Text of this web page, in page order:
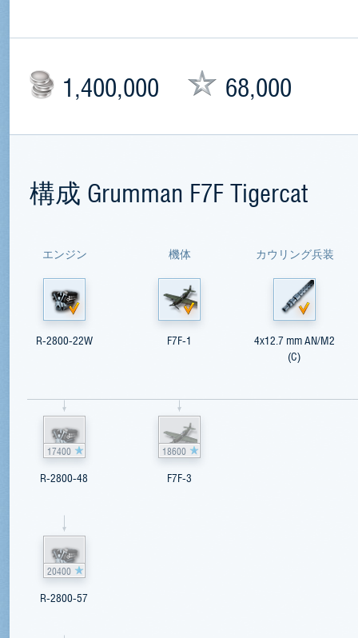
1,400,000 68,000
構成 Grumman F7F Tigercat
エンジン
R-2800-22W
17400
R-2800-48
20400
R-2800-57
機体
F7F-1
18600
F7F-3
カウリング兵装
4x12.7 mm AN/M2
(C)